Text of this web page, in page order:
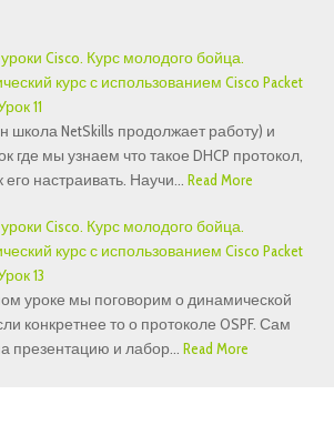
Cisco. Курс молодого бойца.
курс с использованием Cisco Packet
11
школа NetSkills продолжает работу) и
где мы узнаем что такое DHCP протокол,
его настраивать. Научи… Read More
Cisco. Курс молодого бойца.
курс с использованием Cisco Packet
13
уроке мы поговорим о динамической
конкретнее то о протоколе OSPF. Сам
презентацию и лабор… Read More